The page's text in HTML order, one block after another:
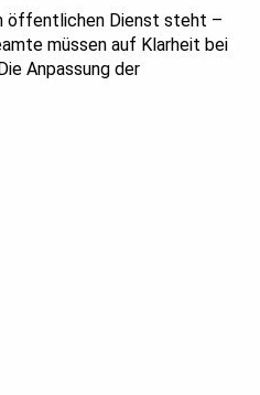
öffentlichen Dienst steht –
müssen auf Klarheit bei
Anpassung der